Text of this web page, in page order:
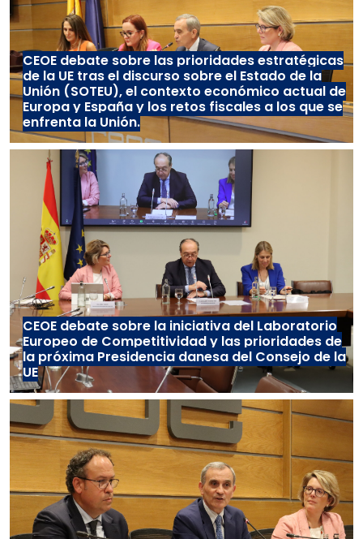
CEOE debate sobre las prioridades estratégicas
de la UE tras el discurso sobre el Estado de la
Unión (SOTEU), el contexto económico actual de
Europa y España y los retos fiscales a los que se
enfrenta la Unión.
CEOE debate sobre la iniciativa del Laboratorio
Europeo de Competitividad y las prioridades de
la próxima Presidencia danesa del Consejo de la
UE